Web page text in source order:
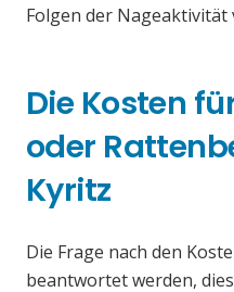
Folgen der Nageaktivität
Die Kosten
oder
Kyritz
Die Frage nach den
beantwortet werden,